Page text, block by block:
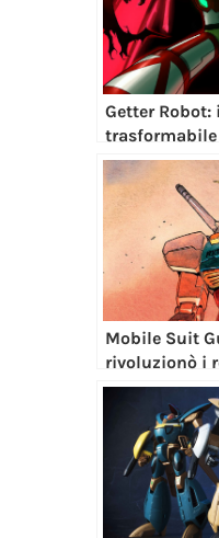
Getter
Mobile Suit
rivoluzionò i